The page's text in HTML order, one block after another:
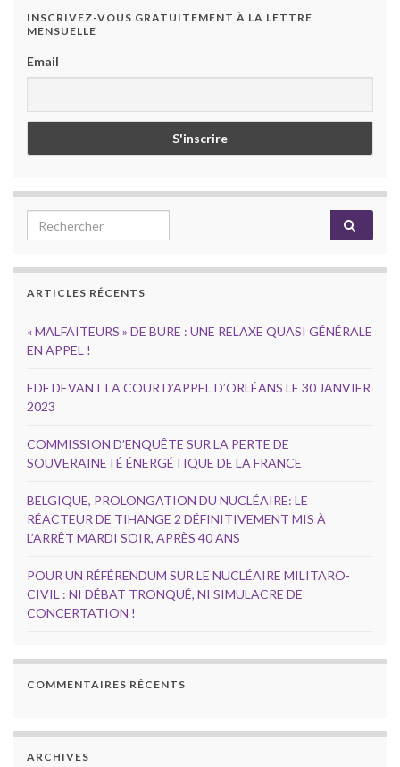
INSCRIVEZ-VOUS GRATUITEMENT À LA LETTRE
MENSUELLE
Email
Search for:
ARTICLES RÉCENTS
« MALFAITEURS » DE BURE : UNE RELAXE QUASI GÉNÉRALE
EN APPEL !
EDF DEVANT LA COUR D’APPEL D’ORLÉANS LE 30 JANVIER
2023
COMMISSION D’ENQUÊTE SUR LA PERTE DE
SOUVERAINETÉ ÉNERGÉTIQUE DE LA FRANCE
BELGIQUE, PROLONGATION DU NUCLÉAIRE: LE
RÉACTEUR DE TIHANGE 2 DÉFINITIVEMENT MIS À
L’ARRÊT MARDI SOIR, APRÈS 40 ANS
POUR UN RÉFÉRENDUM SUR LE NUCLÉAIRE MILITARO-
CIVIL : NI DÉBAT TRONQUÉ, NI SIMULACRE DE
CONCERTATION !
COMMENTAIRES RÉCENTS
ARCHIVES